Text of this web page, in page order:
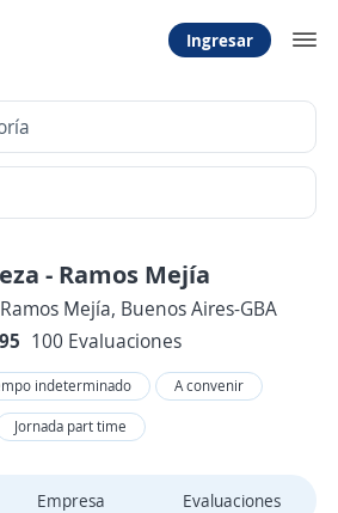
Ingresar
- Ramos Mejía
Mejía, Buenos Aires-GBA
100 Evaluaciones
indeterminado
A convenir
Jornada part time
Empresa Evaluaciones